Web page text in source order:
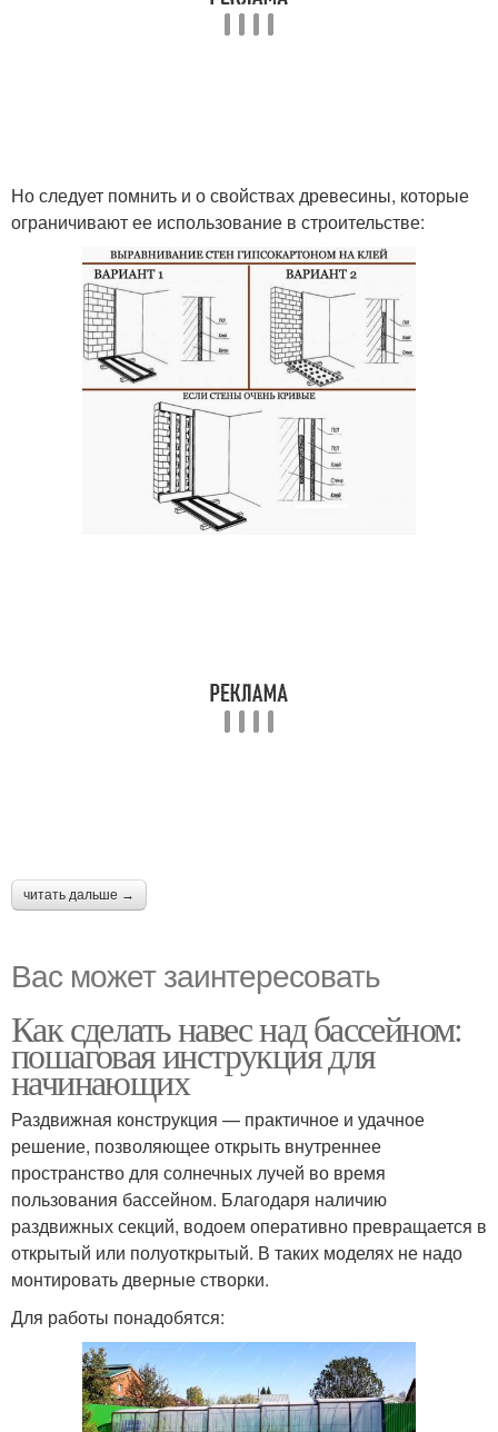
Но следует помнить и о свойствах древесины, которые
ограничивают ее использование в строительстве:
читать дальше →
Вас может заинтересовать
Как сделать навес над бассейном:
пошаговая инструкция для
начинающих
Раздвижная конструкция — практичное и удачное
решение, позволяющее открыть внутреннее
пространство для солнечных лучей во время
пользования бассейном. Благодаря наличию
раздвижных секций, водоем оперативно превращается в
открытый или полуоткрытый. В таких моделях не надо
монтировать дверные створки.
Для работы понадобятся: